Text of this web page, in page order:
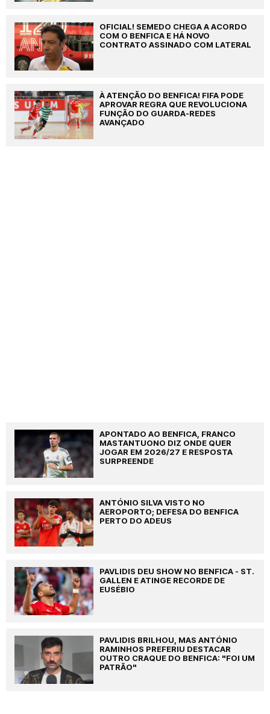
OFICIAL! SEMEDO CHEGA A ACORDO
COM O BENFICA E HÁ NOVO
CONTRATO ASSINADO COM LATERAL
À ATENÇÃO DO BENFICA! FIFA PODE
APROVAR REGRA QUE REVOLUCIONA
FUNÇÃO DO GUARDA-REDES
AVANÇADO
APONTADO AO BENFICA, FRANCO
MASTANTUONO DIZ ONDE QUER
JOGAR EM 2026/27 E RESPOSTA
SURPREENDE
ANTÓNIO SILVA VISTO NO
AEROPORTO; DEFESA DO BENFICA
PERTO DO ADEUS
PAVLIDIS DEU SHOW NO BENFICA - ST.
GALLEN E ATINGE RECORDE DE
EUSÉBIO
PAVLIDIS BRILHOU, MAS ANTÓNIO
RAMINHOS PREFERIU DESTACAR
OUTRO CRAQUE DO BENFICA: "FOI UM
PATRÃO"